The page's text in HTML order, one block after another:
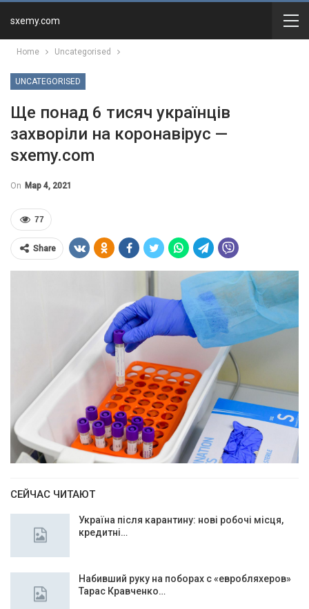
sxemy.com
Home Uncategorised
UNCATEGORISED
Ще понад 6 тисяч українців
захворіли на коронавірус —
sxemy.com
On Мар 4, 2021
77
Share
СЕЙЧАС ЧИТАЮТ
Україна після карантину: нові робочі місця,
кредитні…
Набивший руку на поборах с «евробляхеров»
Тарас Кравченко…